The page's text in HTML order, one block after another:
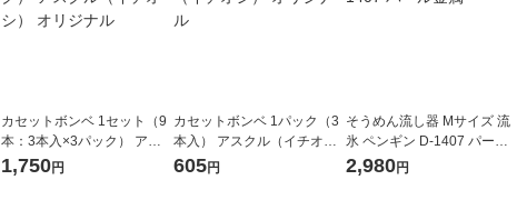
カセットボンベ 1セット（9
本：3本入×3パック） アス
クル（イチオシ） オリジナ
1,750円
カセットボンベ 1パック（3
本入） アスクル（イチオ
シ） オリジナル
605円
そうめん流し器 Mサイズ 流
氷 ペンギン D-1407 パール
金属
2,980円